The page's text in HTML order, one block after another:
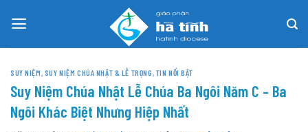
SUY NIỆM, SUY NIỆM CHÚA NHẬT & LỄ TRỌNG, TIN NỔI BẬT
Suy Niệm Chúa Nhật Lễ Chúa Ba Ngôi Năm C – Ba
Ngôi Khác Biệt Nhưng Hiệp Nhất